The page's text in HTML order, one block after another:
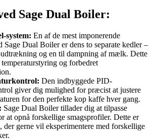
Sage Dual Boiler:
system: En af de mest imponerende
Sage Dual Boiler er dens to separate kedler –
og en til dampning af mælk. Dette
og forbedret
Den indbyggede PID-
giver dig mulighed for præcist at justere
for den perfekte kop kaffe hver gang.
Sage Dual Boiler tillader dig at tilpasse
at opnå forskellige smagsprofiler. Dette er
der gerne vil eksperimentere med forskellige